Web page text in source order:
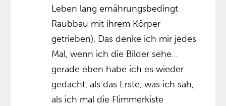
Leben lang ernährungsbedingt
Raubbau mit ihrem Körper
getrieben). Das denke ich mir jedes
Mal, wenn ich die Bilder sehe…
gerade eben habe ich es wieder
gedacht, als das Erste, was ich sah,
als ich mal die Flimmerkiste